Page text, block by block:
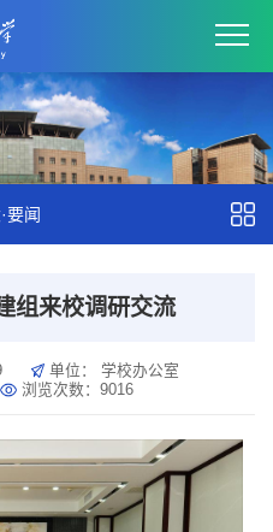
要闻
组来校调研交流
单位： 学校办公室
浏览次数：9016